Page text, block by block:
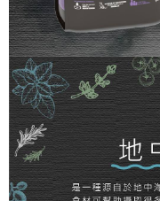
３．未成年的使用者請事先
「AFTEE先享後付」，若未
任。
４．使用「AFTEE先享後付
時審查核予不同之上限額度
請求用戶進行身份認證。
５．嚴禁一人註冊多個帳號
恩沛科技股份有限公司將有
宅配
每筆NT$120，滿NT$999(
中壢限定｜毛速配 14:00
每筆NT$120，滿